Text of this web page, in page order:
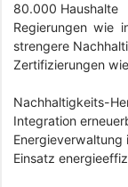
80.000 Haushalte
Regierungen wie
strengere
Zertifizierungen
Nachhaltigkeits-
Integration
Einsatz